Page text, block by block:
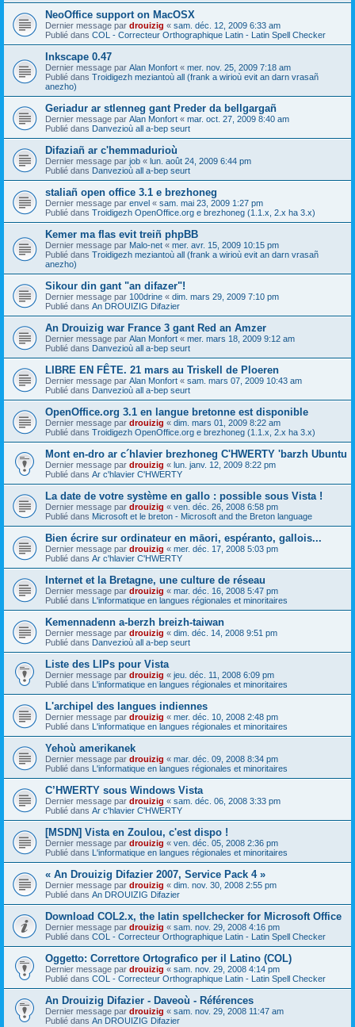
NeoOffice support on MacOSX
Dernier message par drouizig « sam. déc. 12, 2009 6:33 am
Publié dans COL - Correcteur Orthographique Latin - Latin Spell Checker
Inkscape 0.47
Dernier message par Alan Monfort « mer. nov. 25, 2009 7:18 am
Publié dans Troidigezh meziantoù all (frank a wirioù evit an darn vrasañ
anezho)
Geriadur ar stlenneg gant Preder da bellgargañ
Dernier message par Alan Monfort « mar. oct. 27, 2009 8:40 am
Publié dans Danvezioù all a-bep seurt
Difaziañ ar c'hemmadurioù
Dernier message par job « lun. août 24, 2009 6:44 pm
Publié dans Danvezioù all a-bep seurt
staliañ open office 3.1 e brezhoneg
Dernier message par envel « sam. mai 23, 2009 1:27 pm
Publié dans Troidigezh OpenOffice.org e brezhoneg (1.1.x, 2.x ha 3.x)
Kemer ma flas evit treiñ phpBB
Dernier message par Malo-net « mer. avr. 15, 2009 10:15 pm
Publié dans Troidigezh meziantoù all (frank a wirioù evit an darn vrasañ
anezho)
Sikour din gant "an difazer"!
Dernier message par 100drine « dim. mars 29, 2009 7:10 pm
Publié dans An DROUIZIG Difazier
An Drouizig war France 3 gant Red an Amzer
Dernier message par Alan Monfort « mer. mars 18, 2009 9:12 am
Publié dans Danvezioù all a-bep seurt
LIBRE EN FÊTE. 21 mars au Triskell de Ploeren
Dernier message par Alan Monfort « sam. mars 07, 2009 10:43 am
Publié dans Danvezioù all a-bep seurt
OpenOffice.org 3.1 en langue bretonne est disponible
Dernier message par drouizig « dim. mars 01, 2009 8:22 am
Publié dans Troidigezh OpenOffice.org e brezhoneg (1.1.x, 2.x ha 3.x)
Mont en-dro ar c´hlavier brezhoneg C'HWERTY 'barzh Ubuntu
Dernier message par drouizig « lun. janv. 12, 2009 8:22 pm
Publié dans Ar c'hlavier C'HWERTY
La date de votre système en gallo : possible sous Vista !
Dernier message par drouizig « ven. déc. 26, 2008 6:58 pm
Publié dans Microsoft et le breton - Microsoft and the Breton language
Bien écrire sur ordinateur en māori, espéranto, gallois...
Dernier message par drouizig « mer. déc. 17, 2008 5:03 pm
Publié dans Ar c'hlavier C'HWERTY
Internet et la Bretagne, une culture de réseau
Dernier message par drouizig « mar. déc. 16, 2008 5:47 pm
Publié dans L'informatique en langues régionales et minoritaires
Kemennadenn a-berzh breizh-taiwan
Dernier message par drouizig « dim. déc. 14, 2008 9:51 pm
Publié dans Danvezioù all a-bep seurt
Liste des LIPs pour Vista
Dernier message par drouizig « jeu. déc. 11, 2008 6:09 pm
Publié dans L'informatique en langues régionales et minoritaires
L'archipel des langues indiennes
Dernier message par drouizig « mer. déc. 10, 2008 2:48 pm
Publié dans L'informatique en langues régionales et minoritaires
Yehoù amerikanek
Dernier message par drouizig « mar. déc. 09, 2008 8:34 pm
Publié dans L'informatique en langues régionales et minoritaires
C’HWERTY sous Windows Vista
Dernier message par drouizig « sam. déc. 06, 2008 3:33 pm
Publié dans Ar c'hlavier C'HWERTY
[MSDN] Vista en Zoulou, c'est dispo !
Dernier message par drouizig « ven. déc. 05, 2008 2:36 pm
Publié dans L'informatique en langues régionales et minoritaires
« An Drouizig Difazier 2007, Service Pack 4 »
Dernier message par drouizig « dim. nov. 30, 2008 2:55 pm
Publié dans An DROUIZIG Difazier
Download COL2.x, the latin spellchecker for Microsoft Office
Dernier message par drouizig « sam. nov. 29, 2008 4:16 pm
Publié dans COL - Correcteur Orthographique Latin - Latin Spell Checker
Oggetto: Correttore Ortografico per il Latino (COL)
Dernier message par drouizig « sam. nov. 29, 2008 4:14 pm
Publié dans COL - Correcteur Orthographique Latin - Latin Spell Checker
An Drouizig Difazier - Daveoù - Références
Dernier message par drouizig « sam. nov. 29, 2008 11:47 am
Publié dans An DROUIZIG Difazier